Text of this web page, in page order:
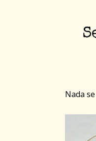
Nada